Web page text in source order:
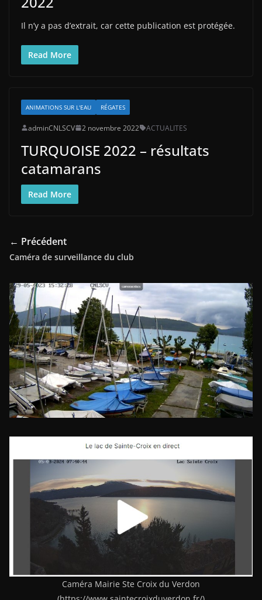
Il n’y a pas d’extrait, car cette publication est protégée.
Read More
ANIMATIONS SUR L'EAU RÉGATES
adminCNLSCV 2 novembre 2022 ACTUALITES
TURQUOISE 2022 – résultats
catamarans
Read More
← Précédent
Caméra de surveillance du club
Caméra Mairie Ste Croix du Verdon